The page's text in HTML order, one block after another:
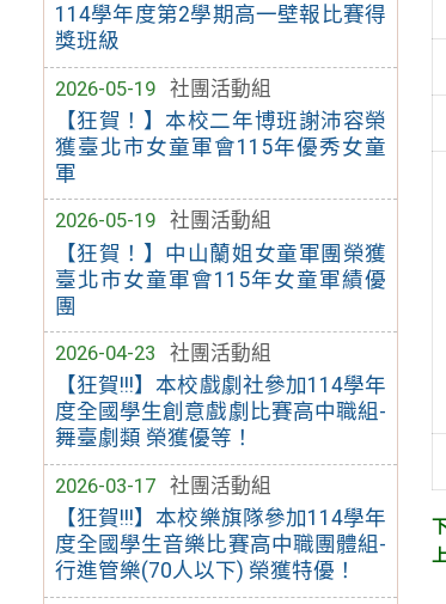
114學年度第2學期高一壁報比賽得
獎班級
2026-05-19
社團活動組
【狂賀！】本校二年博班謝沛容榮
獲臺北市女童軍會115年優秀女童
軍
2026-05-19
社團活動組
【狂賀！】中山蘭姐女童軍團榮獲
臺北市女童軍會115年女童軍績優
團
2026-04-23
社團活動組
【狂賀!!!】本校戲劇社參加114學年
度全國學生創意戲劇比賽高中職組-
舞臺劇類 榮獲優等！
2026-03-17
社團活動組
【狂賀!!!】本校樂旗隊參加114學年
度全國學生音樂比賽高中職團體組-
行進管樂(70人以下) 榮獲特優！